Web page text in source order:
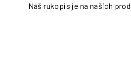
Náš rukopis je na našich